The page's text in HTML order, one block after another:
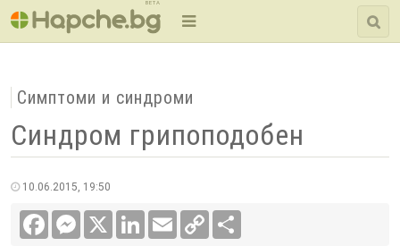
BETA
Симптоми и синдроми
Синдром грипоподобен
10.06.2015, 19:50
FacebookMessenger LinkedInEmail
Copy
Link